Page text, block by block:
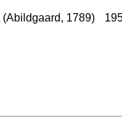
(Abildgaard, 1789)